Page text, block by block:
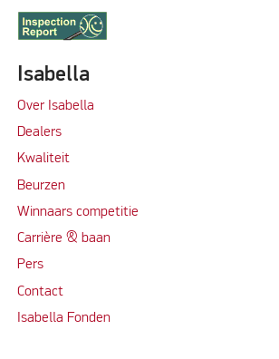
Isabella
Over Isabella
Dealers
Kwaliteit
Beurzen
Winnaars competitie
Carrière & baan
Pers
Contact
Isabella Fonden